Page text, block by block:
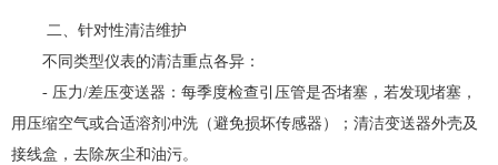
二、针对性清洁维护
不同类型仪表的清洁重点各异：
- 压力/差压变送器：每季度检查引压管是否堵塞，若发现堵塞，
用压缩空气或合适溶剂冲洗（避免损坏传感器）；清洁变送器外壳及
接线盒，去除灰尘和油污。